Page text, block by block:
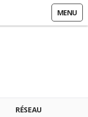
MENU
RÉSEAU